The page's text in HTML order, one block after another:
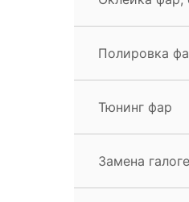
Полировка
Тюнинг фар
Замена